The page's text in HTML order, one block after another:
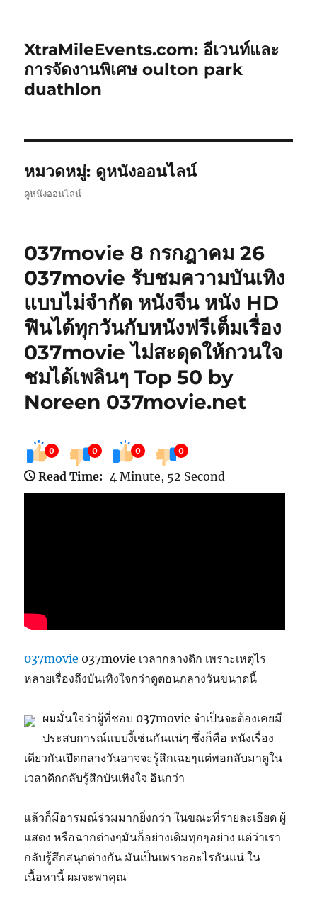
XtraMileEvents.com: อีเวนท์และ
การจัดงานพิเศษ oulton park
duathlon
หมวดหมู่: ดูหนังออนไลน์
ดูหนังออนไลน์
037movie 8 กรกฎาคม 26
037movie รับชมความบันเทิง
แบบไม่จำกัด หนังจีน หนัง HD
ฟินได้ทุกวันกับหนังฟรีเต็มเรื่อง
037movie ไม่สะดุดให้กวนใจ
ชมได้เพลินๆ Top 50 by
Noreen 037movie.net
0 0 0 0
Read Time: 4 Minute, 52 Second
037movie 037movie เวลากลางดึก เพราะเหตุไร
หลายเรื่องถึงบันเทิงใจกว่าดูตอนกลางวันขนาดนี้
ผมมั่นใจว่าผู้ที่ชอบ 037movie จำเป็นจะต้องเคยมี
ประสบการณ์แบบงี้เช่นกันแน่ๆ ซึ่งก็คือ หนังเรื่อง
เดียวกันเปิดกลางวันอาจจะรู้สึกเฉยๆแต่พอกลับมาดูใน
เวลาดึกกลับรู้สึกบันเทิงใจ อินกว่า
แล้วก็มีอารมณ์ร่วมมากยิ่งกว่า ในขณะที่รายละเอียด ผู้
แสดง หรือฉากต่างๆมันก็อย่างเดิมทุกๆอย่าง แต่ว่าเรา
กลับรู้สึกสนุกต่างกัน มันเป็นเพราะอะไรกันแน่ ใน
เนื้อหานี้ ผมจะพาคุณ